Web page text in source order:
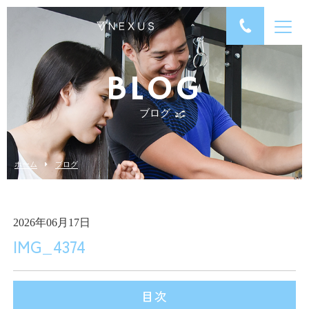
BLOG
ブログ
ホーム ブログ
2026年06月17日
IMG_4374
目次